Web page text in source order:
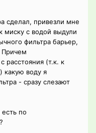
сделал, привезли мне
миску с водой выдули
фильтра барьер,
Причем
расстояния (т.к. к
какую воду я
- сразу слезают
по